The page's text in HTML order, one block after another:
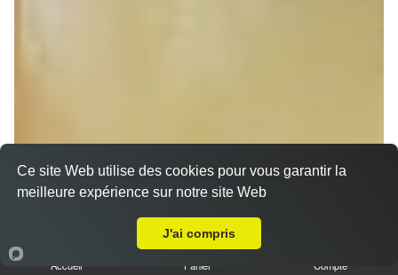
Nos Sandwichs à emporter proche Strasbourg
Poteries (67200)
Accueil Panier Compte
Ce site Web utilise des cookies pour vous garantir la
meilleure expérience sur notre site Web
J'ai compris